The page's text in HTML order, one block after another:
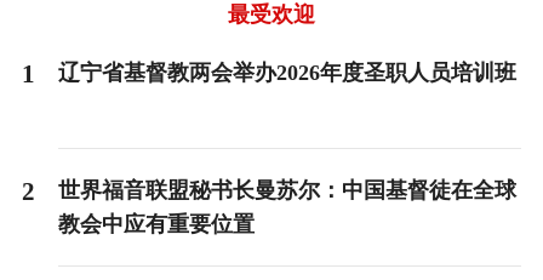
最受欢迎
1 辽宁省基督教两会举办2026年度圣职人员培训班
2
世界福音联盟秘书长曼苏尔：中国基督徒在全球
教会中应有重要位置